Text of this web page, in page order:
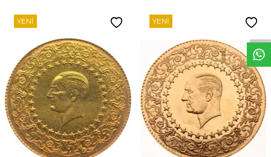
W
h
t
s
p
p
D
e
s
e
H
a
t
t
YENI YENI